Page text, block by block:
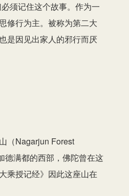
须记住这个故事。作为一
修行为主。被称为第二大
是因见出家人的邪行而厌
（Nagarjun Forest
德满都的西部，佛陀曾在这
乘授记经》因此这座山在